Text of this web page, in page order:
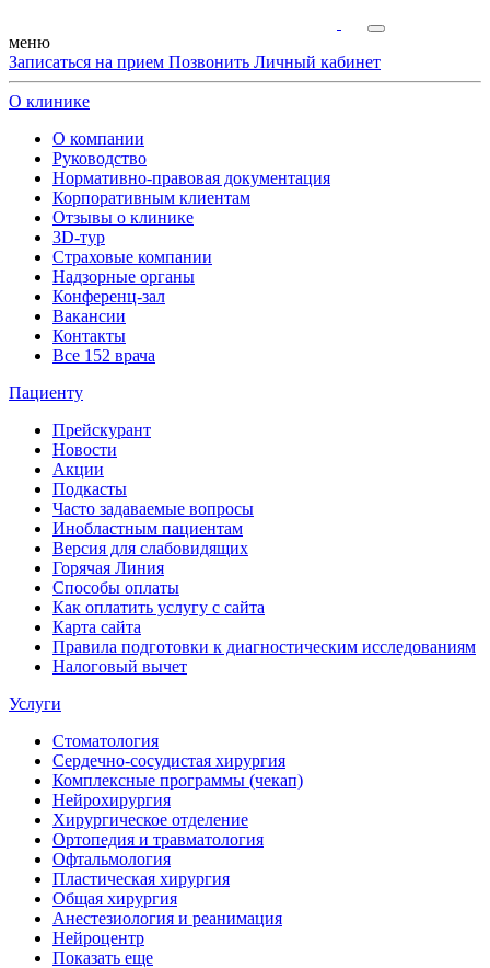
меню
Записаться на прием Позвонить Личный кабинет
О клинике
О компании
Руководство
Нормативно-правовая документация
Корпоративным клиентам
Отзывы о клинике
3D-тур
Страховые компании
Надзорные органы
Конференц-зал
Вакансии
Контакты
Все 152 врача
Пациенту
Прейскурант
Новости
Акции
Подкасты
Часто задаваемые вопросы
Инобластным пациентам
Версия для слабовидящих
Горячая Линия
Способы оплаты
Как оплатить услугу с сайта
Карта сайта
Правила подготовки к диагностическим исследованиям
Налоговый вычет
Услуги
Стоматология
Сердечно-сосудистая хирургия
Комплексные программы (чекап)
Нейрохирургия
Хирургическое отделение
Ортопедия и травматология
Офтальмология
Пластическая хирургия
Общая хирургия
Анестезиология и реанимация
Нейроцентр
Показать еще